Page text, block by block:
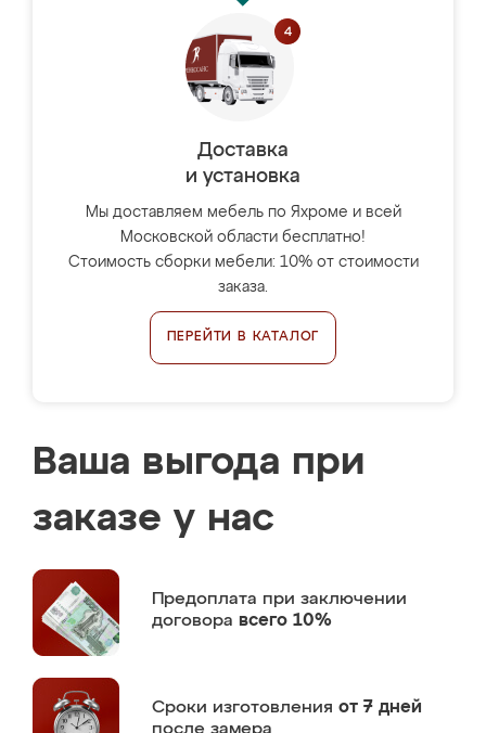
Доставка
и установка
Мы доставляем мебель по Яхроме и всей
Московской области бесплатно!
Стоимость сборки мебели: 10% от стоимости
заказа.
ПЕРЕЙТИ В КАТАЛОГ
Ваша выгода при
заказе у нас
Предоплата при заключении
договора всего 10%
Сроки изготовления от 7 дней
после замера